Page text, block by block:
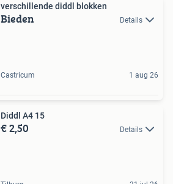
verschillende diddl blokken
Bieden Details
Castricum 1 aug 26
Diddl A4 15
€ 2,50 Details